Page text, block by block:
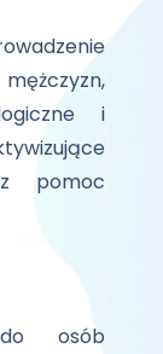
i
pomoc
osób